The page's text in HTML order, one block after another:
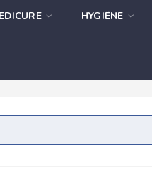
HYGIËNE